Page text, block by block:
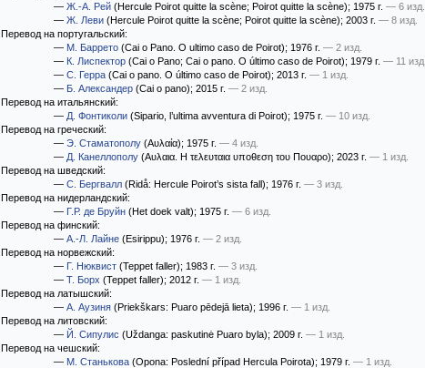
— Ж.-А. Рей (Hercule Poirot quitte la scène; Poirot quitte la scène); 1975 г. — 6 изд.
— Ж. Леви (Hercule Poirot quitte la scène; Poirot quitte la scène); 2003 г. — 8 изд.
Перевод на португальский:
— М. Баррето (Cai o Pano. O ultimo caso de Poirot); 1976 г. — 2 изд.
— К. Лиспектор (Cai o Pano; Cai o pano. O último caso de Poirot); 1979 г. — 11 изд.
— С. Герра (Cai o pano. O último caso de Poirot); 2013 г. — 1 изд.
— Б. Александер (Cai o pano); 2015 г. — 2 изд.
Перевод на итальянский:
— Д. Фонтиколи (Sipario, l’ultima avventura di Poirot); 1975 г. — 10 изд.
Перевод на греческий:
— Э. Стаматополу (Αυλαία); 1975 г. — 4 изд.
— Д. Канеллополу (Αυλαια. Η τελευταια υποθεση του Πουαρο); 2023 г. — 1 изд.
Перевод на шведский:
— С. Бергвалл (Ridå: Hercule Poirot’s sista fall); 1976 г. — 3 изд.
Перевод на нидерландский:
— Г.Р. де Бруйн (Het doek valt); 1975 г. — 6 изд.
Перевод на финский:
— А.-Л. Лайне (Esirippu); 1976 г. — 2 изд.
Перевод на норвежский:
— Г. Нюквист (Teppet faller); 1983 г. — 3 изд.
— Т. Борх (Teppet faller); 2012 г. — 1 изд.
Перевод на латышский:
— А. Аузиня (Priekškars: Puaro pēdejā lieta); 1996 г. — 1 изд.
Перевод на литовский:
— Й. Сипулис (Uždanga: paskutinė Puaro byla); 2009 г. — 1 изд.
Перевод на чешский:
— М. Станькова (Opona: Poslední případ Hercula Poirota); 1979 г. — 1 изд.